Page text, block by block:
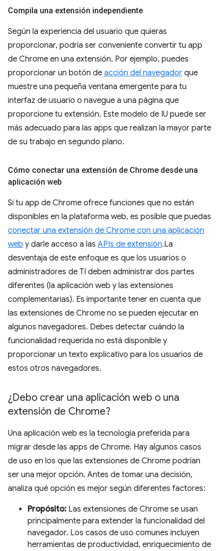
Compila una extensión independiente
Según la experiencia del usuario que quieras
proporcionar, podría ser conveniente convertir tu app
de Chrome en una extensión. Por ejemplo, puedes
proporcionar un botón de acción del navegador que
muestre una pequeña ventana emergente para tu
interfaz de usuario o navegue a una página que
proporcione tu extensión. Este modelo de IU puede ser
más adecuado para las apps que realizan la mayor parte
de su trabajo en segundo plano.
Cómo conectar una extensión de Chrome desde una
aplicación web
Si tu app de Chrome ofrece funciones que no están
disponibles en la plataforma web, es posible que puedas
conectar una extensión de Chrome con una aplicación
web y darle acceso a las APIs de extensión.La
desventaja de este enfoque es que los usuarios o
administradores de TI deben administrar dos partes
diferentes (la aplicación web y las extensiones
complementarias). Es importante tener en cuenta que
las extensiones de Chrome no se pueden ejecutar en
algunos navegadores. Debes detectar cuándo la
funcionalidad requerida no está disponible y
proporcionar un texto explicativo para los usuarios de
estos otros navegadores.
¿Debo crear una aplicación web o una
extensión de Chrome?
Una aplicación web es la tecnología preferida para
migrar desde las apps de Chrome. Hay algunos casos
de uso en los que las extensiones de Chrome podrían
ser una mejor opción. Antes de tomar una decisión,
analiza qué opción es mejor según diferentes factores:
Propósito: Las extensiones de Chrome se usan
principalmente para extender la funcionalidad del
navegador. Los casos de uso comunes incluyen
herramientas de productividad, enriquecimiento de